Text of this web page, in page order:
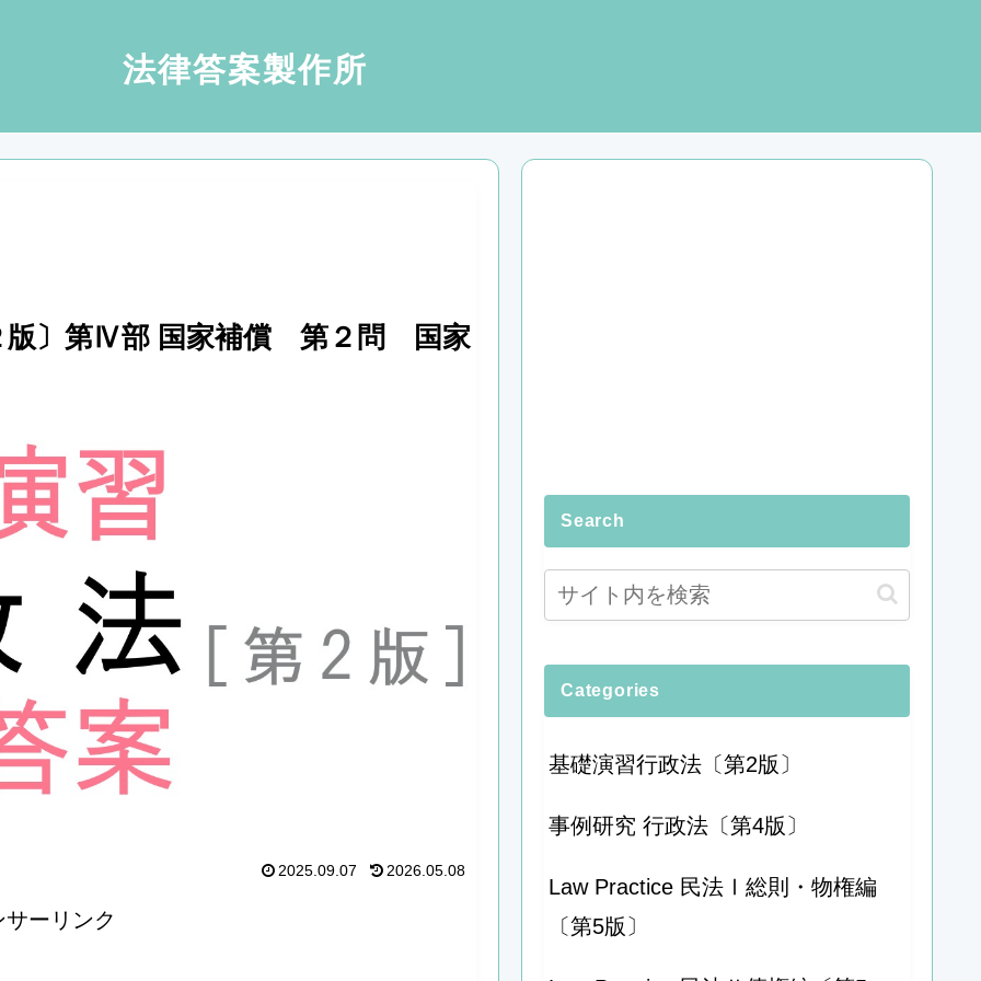
法律答案製作所
版〕第Ⅳ部 国家補償 第２問 国家
2025.09.07 2026.05.08
サーリンク
Search
Categories
基礎演習行政法〔第2版〕
事例研究 行政法〔第4版〕
Law Practice 民法Ⅰ総則・物権編
〔第5版〕